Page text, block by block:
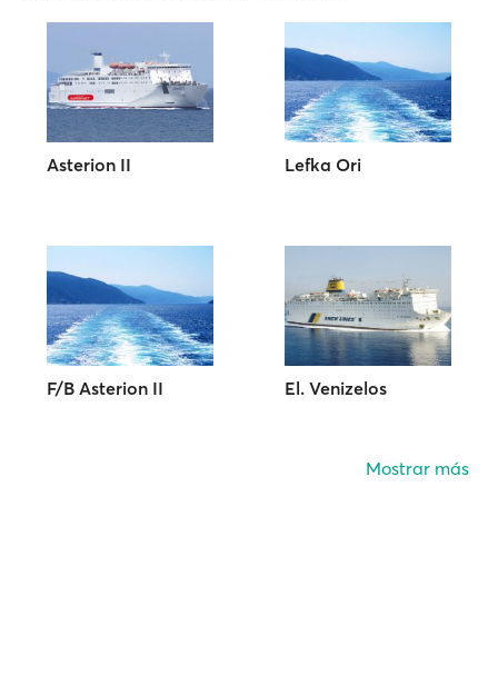
Asterion II Lefka Ori
F/B Asterion II El. Venizelos
Mostrar más